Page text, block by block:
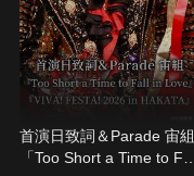
首演日致詞＆Parade 宙組
「Too Short a Time to Fall